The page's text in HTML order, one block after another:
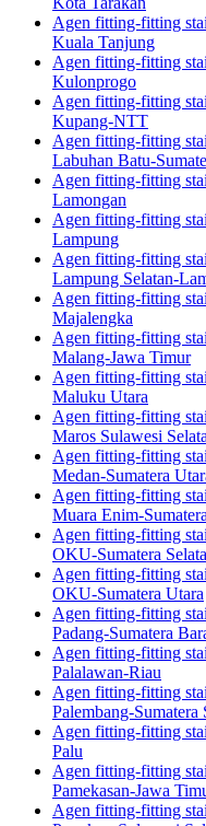
Agen fitting-fitting
Kuala Tanjung
Agen fitting-fitting
Kulonprogo
Agen fitting-fitting
Kupang-NTT
Agen fitting-fitting
Labuhan Batu-
Agen fitting-fitting
Lamongan
Agen fitting-fitting
Lampung
Agen fitting-fitting
Lampung Selatan-
Agen fitting-fitting
Majalengka
Agen fitting-fitting
Malang-Jawa Timur
Agen fitting-fitting
Maluku Utara
Agen fitting-fitting
Maros Sulawesi
Agen fitting-fitting
Medan-Sumatera
Agen fitting-fitting
Muara Enim-
Agen fitting-fitting
OKU-Sumatera
Agen fitting-fitting
OKU-Sumatera Utara
Agen fitting-fitting
Padang-Sumatera
Agen fitting-fitting
Palalawan-Riau
Agen fitting-fitting
Palembang-Sumatera
Agen fitting-fitting
Palu
Agen fitting-fitting
Pamekasan-Jawa
Agen fitting-fitting